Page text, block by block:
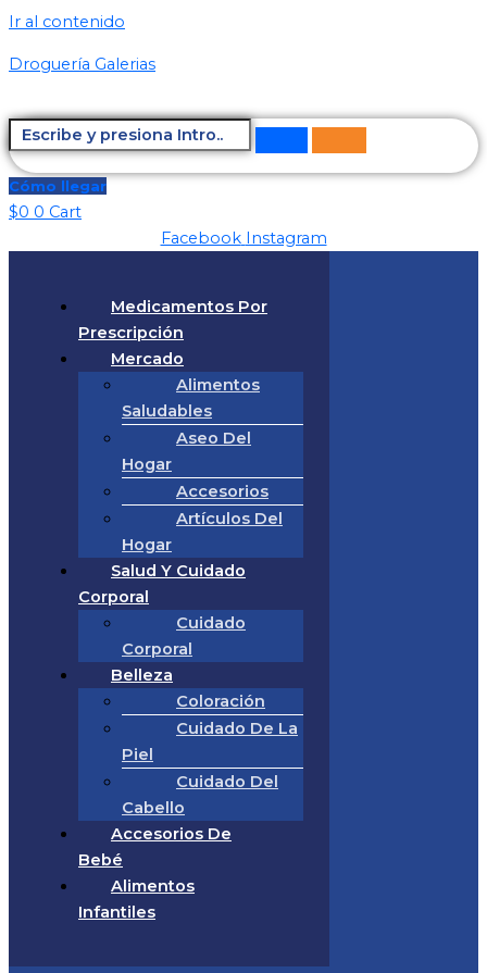
Ir al contenido
Droguería Galerias
Cómo llegar
$0 0 Cart
Facebook Instagram
Medicamentos Por
Prescripción
Mercado
Alimentos
Saludables
Aseo Del
Hogar
Accesorios
Artículos Del
Hogar
Salud Y Cuidado
Corporal
Cuidado
Corporal
Belleza
Coloración
Cuidado De La
Piel
Cuidado Del
Cabello
Accesorios De
Bebé
Alimentos
Infantiles